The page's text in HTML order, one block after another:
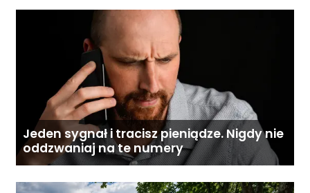
Jeden sygnał i tracisz pieniądze. Nigdy nie
oddzwaniaj na te numery